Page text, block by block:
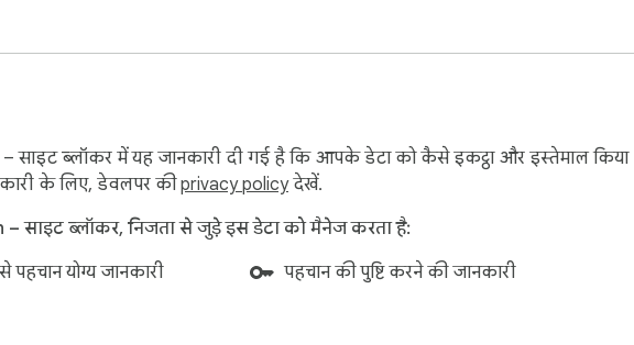
साइट ब्लॉकर में यह जानकारी दी गई है कि आपके डेटा को कैसे इकट्ठा और इस्तेमाल किया
के लिए, डेवलपर कीprivacy policyदेखें.
साइट ब्लॉकर, निजता से जुड़े इस डेटा को मैनेज करता है:
पहचान योग्य जानकारी
पहचान की पुष्टि करने की जानकारी